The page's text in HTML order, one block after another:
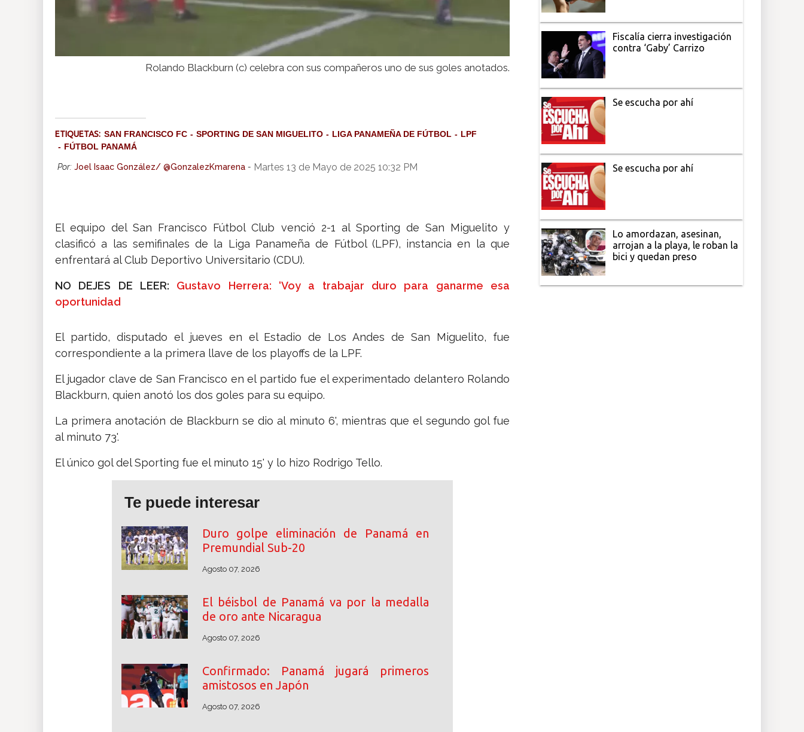
Rolando Blackburn (c) celebra con sus compañeros uno de sus goles anotados.
ETIQUETAS: SAN FRANCISCO FC SPORTING DE SAN MIGUELITO LIGA PANAMEÑA DE FÚTBOL
LPF
FÚTBOL PANAMÁ
Por: Joel Isaac González/ @GonzalezKmarena - Martes 13 de Mayo de 2025 10:32 PM
El equipo del San Francisco Fútbol Club venció 2-1 al Sporting de San Miguelito y
clasificó a las semifinales de la Liga Panameña de Fútbol (LPF), instancia en la que
enfrentará al Club Deportivo Universitario (CDU).
NO DEJES DE LEER: Gustavo Herrera: ‘Voy a trabajar duro para ganarme esa
oportunidad
El partido, disputado el jueves en el Estadio de Los Andes de San Miguelito, fue
correspondiente a la primera llave de los playoffs de la LPF.
El jugador clave de San Francisco en el partido fue el experimentado delantero Rolando
Blackburn, quien anotó los dos goles para su equipo.
La primera anotación de Blackburn se dio al minuto 6', mientras que el segundo gol fue
al minuto 73'.
El único gol del Sporting fue el minuto 15' y lo hizo Rodrigo Tello.
Te puede interesar
Duro golpe eliminación de Panamá en
Premundial Sub-20
Agosto 07, 2026
El béisbol de Panamá va por la medalla
de oro ante Nicaragua
Agosto 07, 2026
Confirmado: Panamá jugará primeros
amistosos en Japón
Agosto 07, 2026
Fiscalía cierra investigación
contra ‘Gaby’ Carrizo
Se escucha por ahí
Se escucha por ahí
Lo amordazan, asesinan,
arrojan a la playa, le roban la
bici y quedan preso